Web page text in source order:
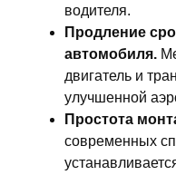
водителя.
Продление
автомобиля.
двигатель и
улучшенной
Простота
современных